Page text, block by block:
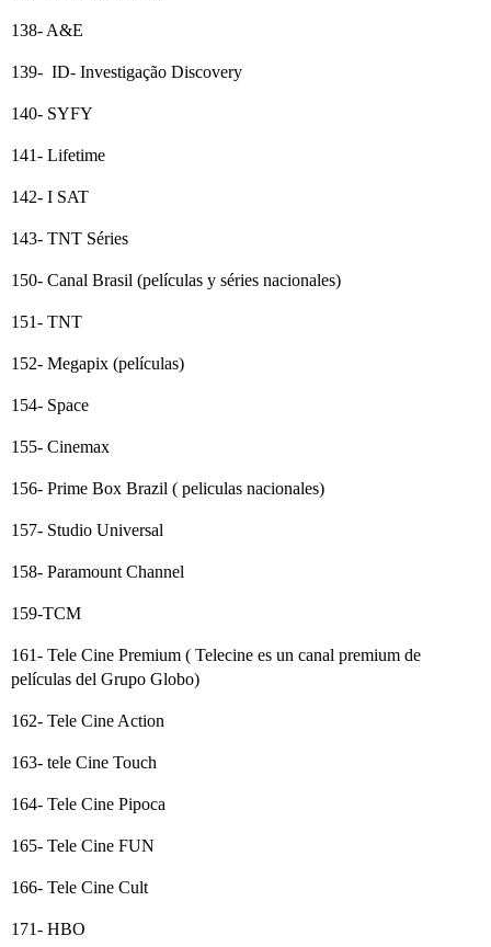
138- A&E
139- ID- Investigação Discovery
140- SYFY
141- Lifetime
142- I SAT
143- TNT Séries
150- Canal Brasil (películas y séries nacionales)
151- TNT
152- Megapix (películas)
154- Space
155- Cinemax
156- Prime Box Brazil ( peliculas nacionales)
157- Studio Universal
158- Paramount Channel
159-TCM
161- Tele Cine Premium ( Telecine es un canal premium de
películas del Grupo Globo)
162- Tele Cine Action
163- tele Cine Touch
164- Tele Cine Pipoca
165- Tele Cine FUN
166- Tele Cine Cult
171- HBO